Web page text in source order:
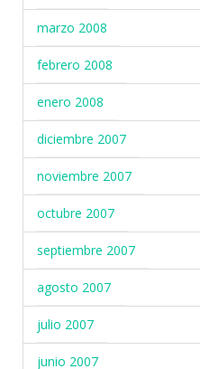
marzo 2008
febrero 2008
enero 2008
diciembre 2007
noviembre 2007
octubre 2007
septiembre 2007
agosto 2007
julio 2007
junio 2007